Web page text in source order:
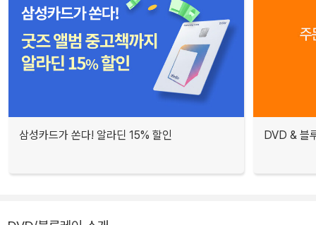
삼성카드가 쏜다! 알라딘 15% 할인 DVD & 블